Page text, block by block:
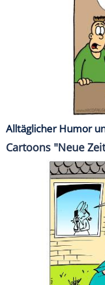
Alltäglicher Humor
Cartoons "Neue